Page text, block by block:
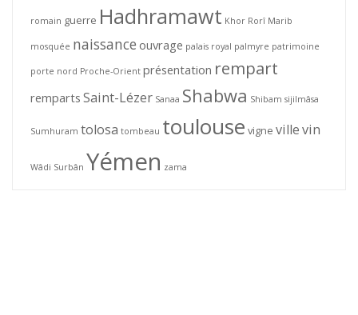
romain guerre Hadhramawt Khor Rorî Marib
mosquée naissance ouvrage palais royal palmyre patrimoine
porte nord Proche-Orient présentation rempart
remparts Saint-Lézer Sanaa Shabwa Shibam sijilmâsa
Sumhuram tolosa tombeau toulouse vigne villevin
Wâdi Surbân Yémen zama